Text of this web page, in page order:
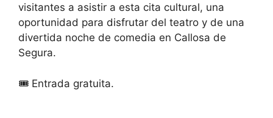
visitantes a asistir a esta cita cultural, una
oportunidad para disfrutar del teatro y de una
divertida noche de comedia en Callosa de
Segura.
🎟️ Entrada gratuita.